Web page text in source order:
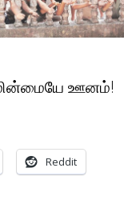
ஊனம்!
Reddit